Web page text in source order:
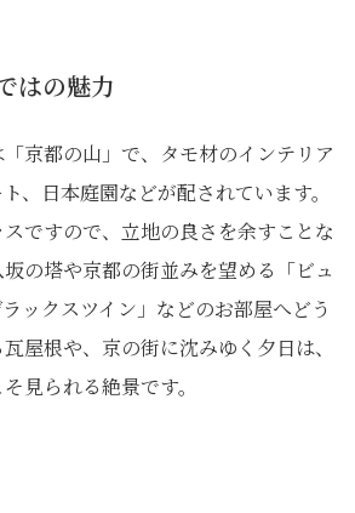
はの魅⼒
京都の山」で、タモ材のインテリア
、日本庭園などが配されています。
ですので、立地の良さを余すことな
の塔や京都の街並みを望める「ビュ
ックスツイン」などのお部屋へどう
屋根や、京の街に沈みゆく夕日は、
見られる絶景です。